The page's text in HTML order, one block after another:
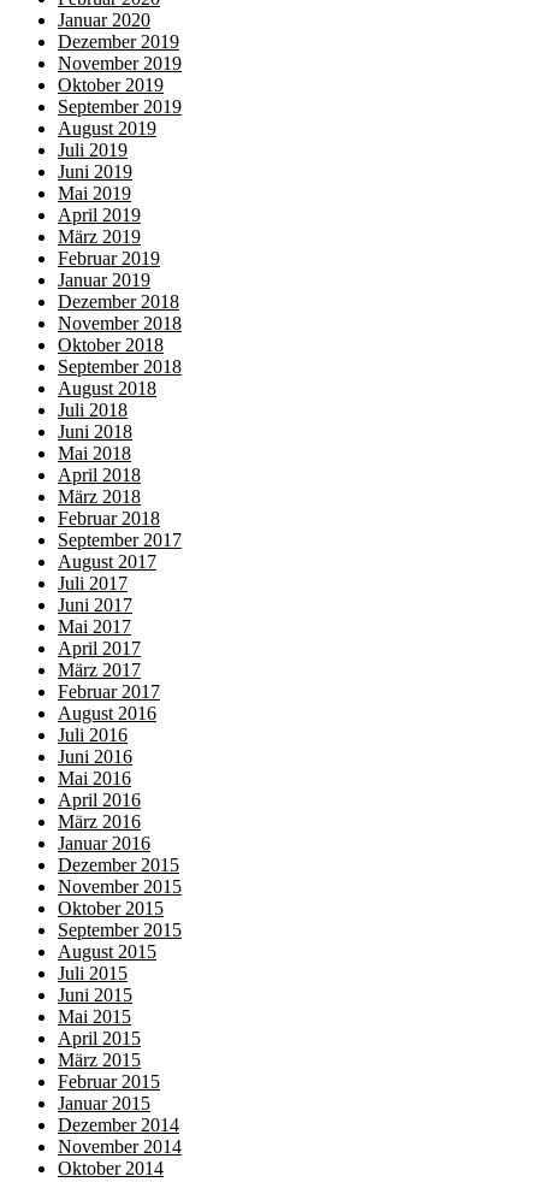
Januar 2020
Dezember 2019
November 2019
Oktober 2019
September 2019
August 2019
Juli 2019
Juni 2019
Mai 2019
April 2019
März 2019
Februar 2019
Januar 2019
Dezember 2018
November 2018
Oktober 2018
September 2018
August 2018
Juli 2018
Juni 2018
Mai 2018
April 2018
März 2018
Februar 2018
September 2017
August 2017
Juli 2017
Juni 2017
Mai 2017
April 2017
März 2017
Februar 2017
August 2016
Juli 2016
Juni 2016
Mai 2016
April 2016
März 2016
Januar 2016
Dezember 2015
November 2015
Oktober 2015
September 2015
August 2015
Juli 2015
Juni 2015
Mai 2015
April 2015
März 2015
Februar 2015
Januar 2015
Dezember 2014
November 2014
Oktober 2014